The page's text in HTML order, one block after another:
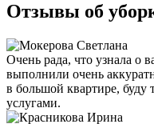
Отзывы об
Очень рада, что узнала о
выполнили очень
в большой квартире, буду
услугами.